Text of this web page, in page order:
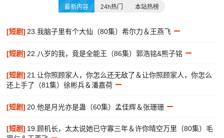
最新内容 24h热门 本站热榜
[短剧] 23.我脑子里有个大仙（80集）希尔力＆王燕飞
[短剧] 22.八岁的我，竟是全能王（86集）郭浩铭&熊子铭
[短剧] 21.让你照顾家人，你怎么还无敌了＆让你照顾家人，你怎么
还上手了（81集）徐彬兵＆潘嘉荷
[短剧] 20.他是月光亦是蛊（60集）孟佳辉＆张珊珊
[短剧] 19.顾机长，太太说她已守寡三年＆许你晴空万里（80集）毛